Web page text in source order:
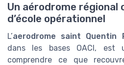
Un aérodrome régional
d’école opérationnel
L’aerodrome saint Quentin
dans les bases OACI, est
comprendre ce que